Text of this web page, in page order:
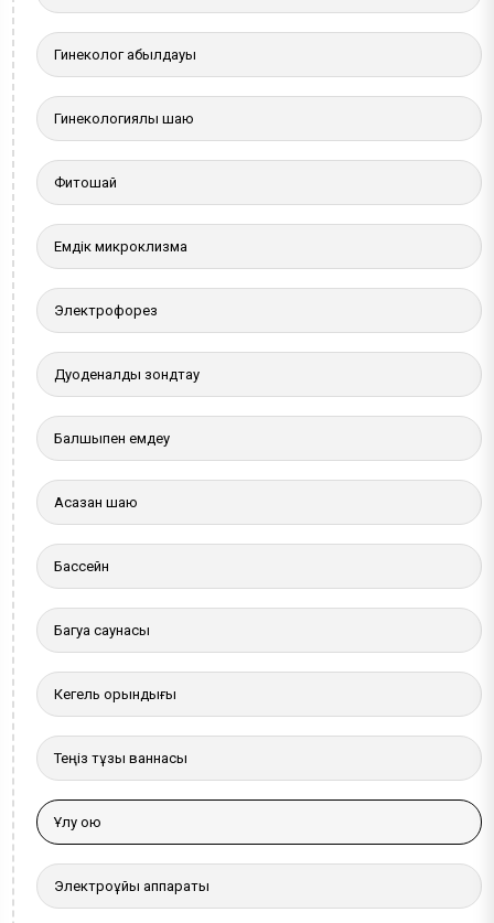
Гинеколог қабылдауы
Гинекологиялық шаю
Фитошай
Емдік микроклизма
Электрофорез
Дуоденалды зондтау
Балшықпен емдеу
Асқазан шаю
Бассейн
Багуа саунасы
Кегель орындығы
Теңіз тұзы ваннасы
Ұлу қою
Электроұйқы аппараты